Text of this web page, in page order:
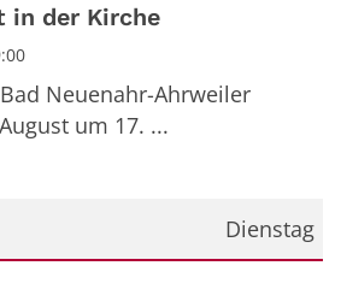
in der Kirche
Neuenahr-Ahrweiler
um 17. ...
Dienstag